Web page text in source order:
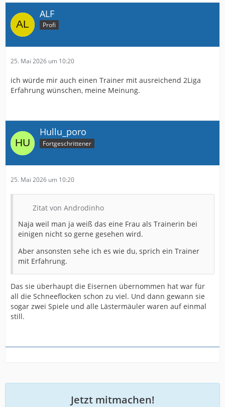
ALF
Profi
25. Mai 2026 um 10:20
ich würde mir auch einen Trainer mit ausreichend 2Liga
Erfahrung wünschen, meine Meinung.
Hullu_poro
Fortgeschrittener
25. Mai 2026 um 10:20
Zitat von Androdinho
Naja weil man ja weiß das eine Frau als Trainerin bei
einigen nicht so gerne gesehen wird.
Aber ansonsten sehe ich es wie du, sprich ein Trainer
mit Erfahrung.
Das sie überhaupt die Eisernen übernommen hat war für
all die Schneeflocken schon zu viel. Und dann gewann sie
sogar zwei Spiele und alle Lästermäuler waren auf einmal
still.
Jetzt mitmachen!